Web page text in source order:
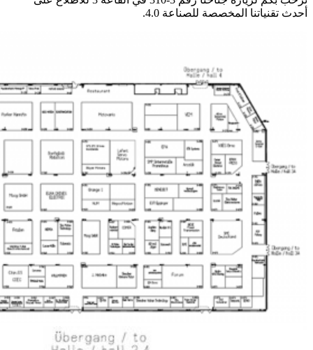
أحدث تقنياتنا المخصصة للصناعة 4.0.